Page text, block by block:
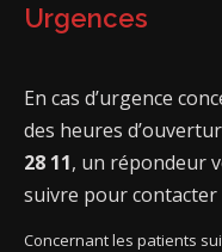
Urgences
En cas d’urgence
des heures
28 11, un répondeur
suivre pour contacter
Concernant les patients